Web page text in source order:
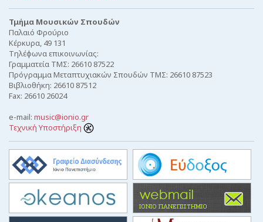
Τμήμα Μουσικών Σπουδών
Παλαιό Φρούριο
Κέρκυρα, 49 131
Τηλέφωνα επικοινωνίας:
Γραμματεία ΤΜΣ: 26610 87522
Πρόγραμμα Μεταπτυχιακών Σπουδών ΤΜΣ: 26610 87523
Βιβλιοθήκη: 26610 87512
Fax: 26610 26024
e-mail: music@ionio.gr
Τεχνική Υποστήριξη